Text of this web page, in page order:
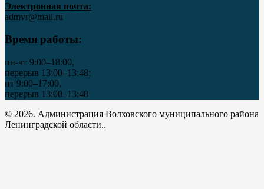
Электронная почта:
admvr@mail.ru
Время работы:
пн-чт 9:00–18:00,
перерыв 13:00–13:48;
пт 9:00–17:00,
перерыв 13:00–13:48
© 2026. Администрация Волховского муниципального района
Ленинградской области..